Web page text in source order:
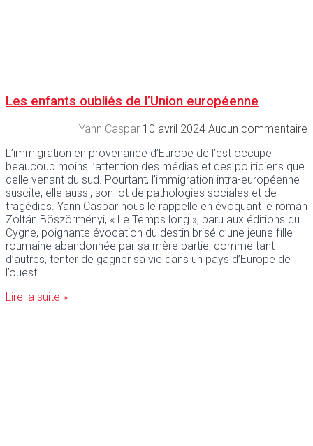
Les enfants oubliés de l’Union européenne
Yann Caspar 10 avril 2024 Aucun commentaire
L’immigration en provenance d’Europe de l’est occupe
beaucoup moins l’attention des médias et des politiciens que
celle venant du sud. Pourtant, l’immigration intra-européenne
suscite, elle aussi, son lot de pathologies sociales et de
tragédies. Yann Caspar nous le rappelle en évoquant le roman
Zoltán Böszörményi, « Le Temps long », paru aux éditions du
Cygne, poignante évocation du destin brisé d’une jeune fille
roumaine abandonnée par sa mère partie, comme tant
d’autres, tenter de gagner sa vie dans un pays d’Europe de
l’ouest.
Lire la suite »